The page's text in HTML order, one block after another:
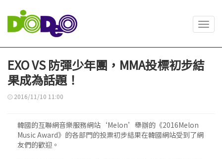
EXO VS 防彈少年團，MMA投標初步結
果成為話題！
2016/11/10 11:00
韓國的互聯網音樂服務網站‘Melon’舉辦的《2016Melon
Music Award》的各部門的投票初步結果在韓國網站受到了網
友們的歡迎。